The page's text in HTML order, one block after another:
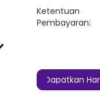
Ketentuan
Pembayaran:
Dapatkan